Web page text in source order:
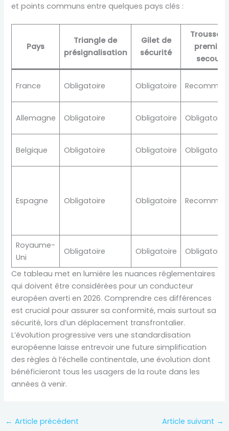
et points communs entre quelques pays clés :
Pays
Triangle de
présignalisation
Gilet de
sécurité
Trousse
premiers
secours
France Obligatoire Obligatoire
Allemagne Obligatoire Obligatoire Obligatoire
Belgique Obligatoire Obligatoire Obligatoire
Espagne Obligatoire Obligatoire
Royaume-
Uni
Obligatoire Obligatoire Obligatoire
Ce tableau met en lumière les nuances réglementaires
qui doivent être considérées pour un conducteur
européen averti en 2026. Comprendre ces différences
est crucial pour assurer sa conformité, mais surtout sa
sécurité, lors d’un déplacement transfrontalier.
L’évolution progressive vers une standardisation
européenne laisse entrevoir une future simplification
des règles à l’échelle continentale, une évolution dont
bénéficieront tous les usagers de la route dans les
années à venir.
← Article précédent Article suivant →